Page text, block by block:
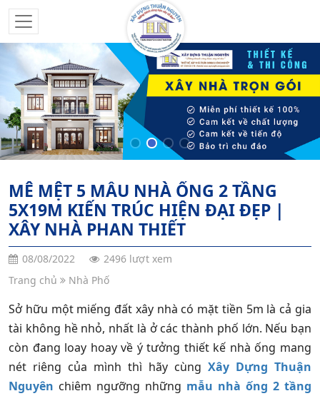
MÊ MỆT 5 MẪU NHÀ ỐNG 2 TẦNG
5X19M KIẾN TRÚC HIỆN ĐẠI ĐẸP |
XÂY NHÀ PHAN THIẾT
08/08/2022
2496 lượt xem
Trang chủ
Nhà Phố
Sở hữu một miếng đất xây nhà có mặt tiền 5m là cả gia
tài không hề nhỏ, nhất là ở các thành phố lớn. Nếu bạn
còn đang loay hoay về ý tưởng thiết kế nhà ống mang
nét riêng của mình thì hãy cùng Xây Dựng Thuận
Nguyên chiêm ngưỡng những mẫu nhà ống 2 tầng